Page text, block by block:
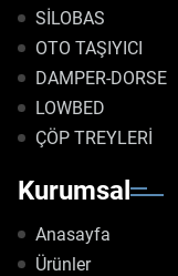
SİLOBAS
OTO TAŞIYICI
DAMPER-DORSE
LOWBED
ÇÖP TREYLERİ
Kurumsal
Anasayfa
Ürünler